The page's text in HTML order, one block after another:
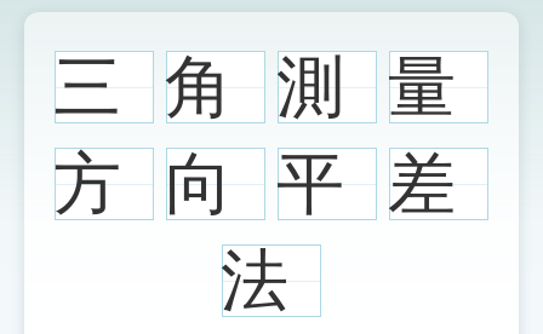
網站導覽
生字詞彙表
示
示
圖
三 角 測 量
方 向 平 差
法